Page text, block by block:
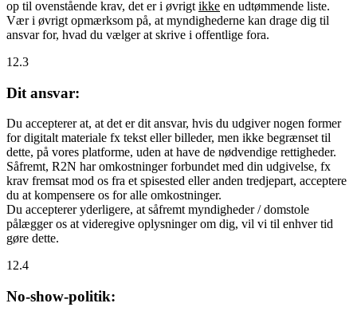
op til ovenstående krav, det er i øvrigt ikke en udtømmende liste.
Vær i øvrigt opmærksom på, at myndighederne kan drage dig til
ansvar for, hvad du vælger at skrive i offentlige fora.
12.3
Dit ansvar:
Du accepterer at, at det er dit ansvar, hvis du udgiver nogen former
for digitalt materiale fx tekst eller billeder, men ikke begrænset til
dette, på vores platforme, uden at have de nødvendige rettigheder.
Såfremt, R2N har omkostninger forbundet med din udgivelse, fx
krav fremsat mod os fra et spisested eller anden tredjepart, acceptere
du at kompensere os for alle omkostninger.
Du accepterer yderligere, at såfremt myndigheder / domstole
pålægger os at videregive oplysninger om dig, vil vi til enhver tid
gøre dette.
12.4
No-show-politik: